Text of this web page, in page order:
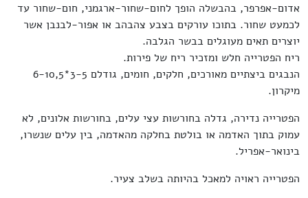
אדום-אפרפר, בהבשלה הופך לחום-שחור-ארגמני, חום-שחור עד
לכמעט שחור. בתוכו עורקים בצבע צהבהב או אפור-לבנבן אשר
יוצרים תאים מעוגלים בבשר הגלבה.
ריח הפטרייה חלש ומזכיר ריח של פירות.
הנבגים ביצתיים מאורכים, חלקים, חומים, גודלם 3-5*6-10,5
מיקרון.
הפטרייה נדירה, גדלה בחורשות עצי עלים, בחורשות אלונים, לא
עמוק בתוך האדמה או בולטת בחלקה מהאדמה, בין עלים שנשרו,
בינואר-אפריל.
הפטרייה ראויה למאכל בהיותה בשלב צעיר.